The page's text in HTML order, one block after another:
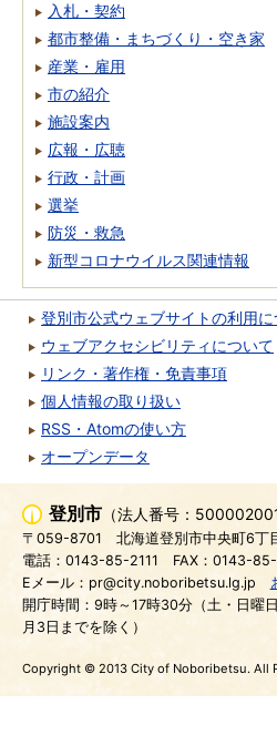
入札・契約
都市整備・まちづくり・空き家
産業・雇用
市の紹介
施設案内
広報・広聴
行政・計画
選挙
防災・救急
新型コロナウイルス関連情報
登別市公式ウェブサイトの利用に
ウェブアクセシビリティについて
リンク・著作権・免責事項
個人情報の取り扱い
RSS・Atomの使い方
オープンデータ
登別市 （法人番号：
〒059-8701
北海道登別市中央町6丁
電話：0143-85-2111
FAX：0143-
Eメール：pr@city.noboribetsu.lg.jp
開庁時間：9時～17時30分（土・日曜
月3日までを除く）
Copyright © 2013 City of Noboribetsu. All